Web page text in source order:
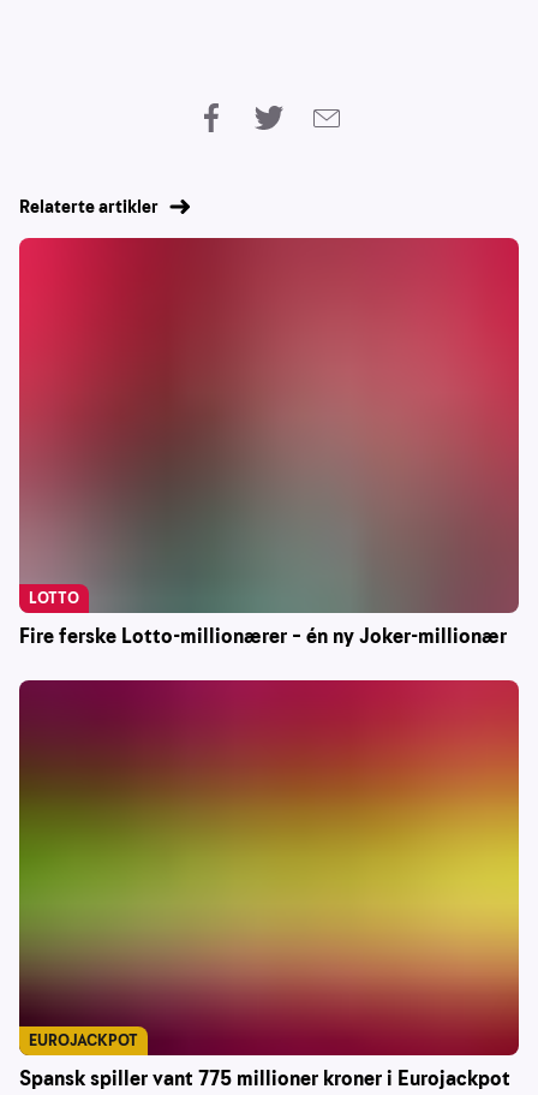
Relaterte artikler
Fire ferske Lotto-millionærer – én ny Joker-millionær
LOTTO
Spansk spiller vant 775 millioner kroner i Eurojackpot
EUROJACKPOT